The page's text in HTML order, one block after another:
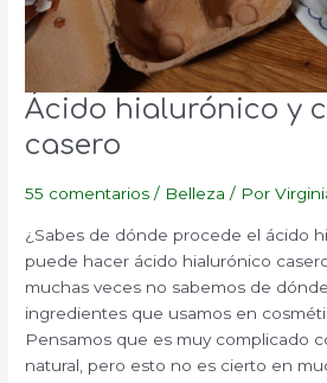
Ácido hialurónico y
casero
55 comentarios / Belleza / Por
¿Sabes de dónde procede el ácido
puede hacer ácido hialurónico
muchas veces no sabemos de
ingredientes que usamos en
Pensamos que es muy complicado
natural, pero esto no es cierto en